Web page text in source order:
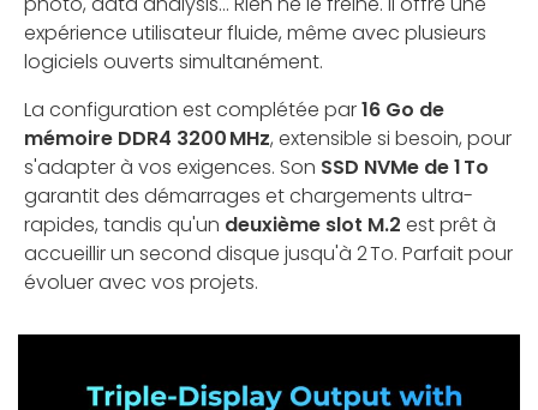
expérience utilisateur fluide, même avec plusieurs
logiciels ouverts simultanément.
La configuration est complétée par16 Go de
mémoire DDR4 3200 MHz, extensible si besoin, pour
s'adapter à vos exigences. Son SSD NVMe de 1 To
garantit des démarrages et chargements ultra-
rapides, tandis qu'un deuxième slot M.2 est prêt à
accueillir un second disque jusqu'à 2 To. Parfait pour
évoluer avec vos projets.